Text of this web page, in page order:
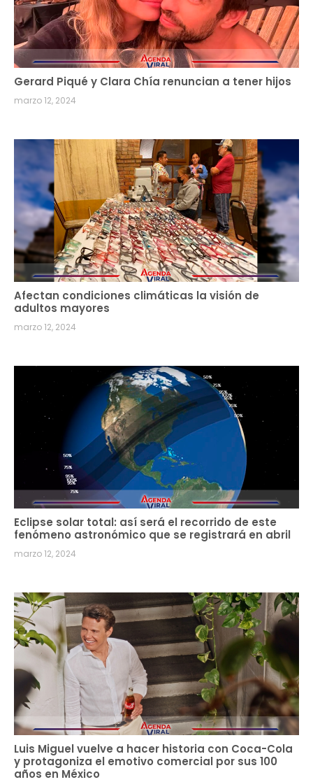
Gerard Piqué y Clara Chía renuncian a tener hijos
marzo 12, 2024
Afectan condiciones climáticas la visión de
adultos mayores
marzo 12, 2024
Eclipse solar total: así será el recorrido de este
fenómeno astronómico que se registrará en abril
marzo 12, 2024
Luis Miguel vuelve a hacer historia con Coca-Cola
y protagoniza el emotivo comercial por sus 100
años en México